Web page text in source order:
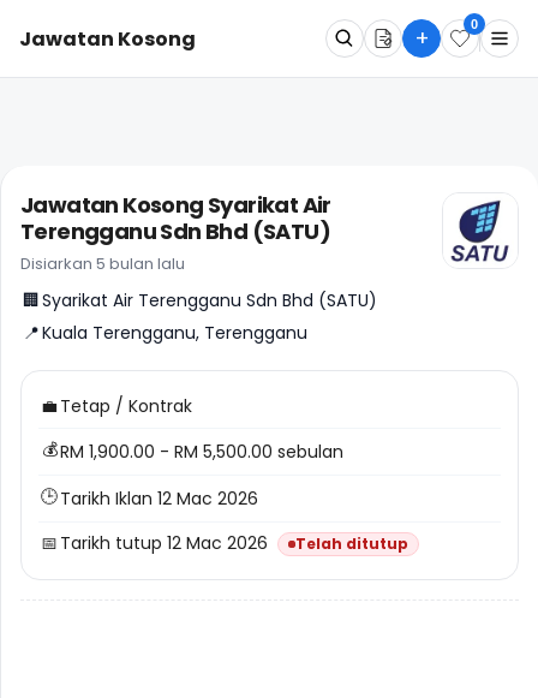
Jawatan Kosong + 0
Cari Sekarang
Jawatan Kosong Syarikat Air
Terengganu Sdn Bhd (SATU)
Disiarkan 5 bulan lalu
🏢Syarikat Air Terengganu Sdn Bhd (SATU)
📍Kuala Terengganu, Terengganu
💼Tetap / Kontrak
💰RM 1,900.00 - RM 5,500.00 sebulan
🕒Tarikh Iklan 12 Mac 2026
📅 Tarikh tutup 12 Mac 2026 Telah ditutup